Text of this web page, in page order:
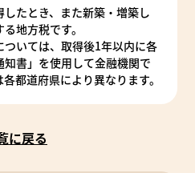
たとき、また新築・増築し
地方税です。
いては、取得後1年以内に各
書」を使用して金融機関で
都道府県により異なります。
に戻る